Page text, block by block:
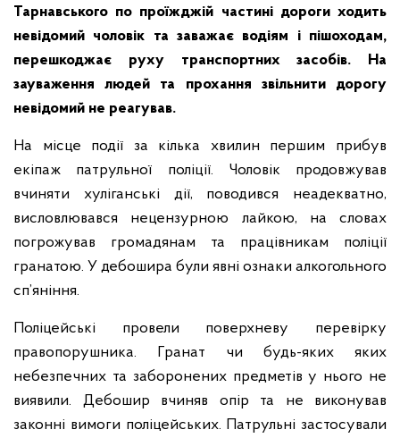
Тарнавського по проїжджій частині дороги ходить
невідомий чоловік та заважає водіям і пішоходам,
перешкоджає руху транспортних засобів. На
зауваження людей та прохання звільнити дорогу
невідомий не реагував.
На місце події за кілька хвилин першим прибув
екіпаж патрульної поліції. Чоловік продовжував
вчиняти хуліганські дії, поводився неадекватно,
висловлювався нецензурною лайкою, на словах
погрожував громадянам та працівникам поліції
гранатою. У дебошира були явні ознаки алкогольного
сп’яніння.
Поліцейські провели поверхневу перевірку
правопорушника. Гранат чи будь-яких яких
небезпечних та заборонених предметів у нього не
виявили. Дебошир вчиняв опір та не виконував
законні вимоги поліцейських. Патрульні застосували